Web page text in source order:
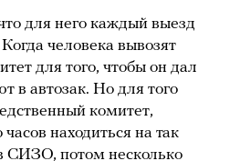
для него каждый выезд
человека вывозят
для того, чтобы он дал
в автозак. Но для того
комитет,
находиться на так
СИЗО, потом несколько